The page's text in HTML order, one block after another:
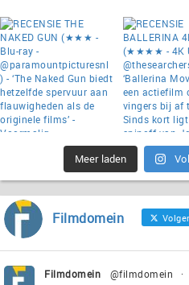
Meer laden
Filmdomein
Filmdomein @filmdomein ·